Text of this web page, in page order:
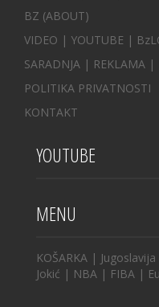
BZ (ABOUT)
VIDEO | YOUTUBE |
SARADNJA | REKLAMA |
POLITIKA PRIVATNOSTI
KONTAKT
YOUTUBE
MENU
KOŠARKA | Jugoslavija
Jokić | NBA | FIBA |